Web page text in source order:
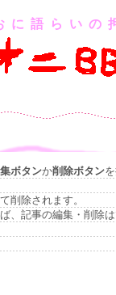
に語らいの
ボタンか削除ボタン
削除されます。
、記事の編集・削除